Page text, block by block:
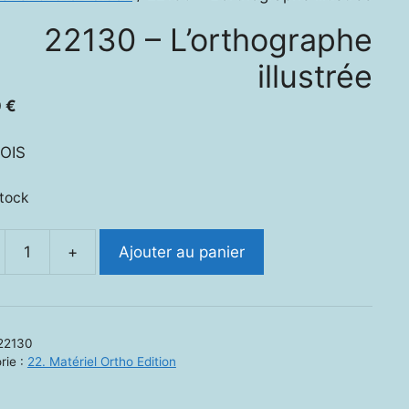
22130 – L’orthographe
illustrée
€
+ Ajouter au panier
: 22. Matériel Ortho Edition